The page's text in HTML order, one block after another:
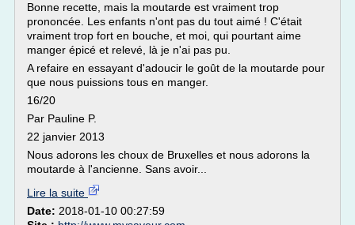
Bonne recette, mais la moutarde est vraiment trop
prononcée. Les enfants n'ont pas du tout aimé ! C'était
vraiment trop fort en bouche, et moi, qui pourtant aime
manger épicé et relevé, là je n'ai pas pu.
A refaire en essayant d'adoucir le goût de la moutarde pour
que nous puissions tous en manger.
16/20
Par Pauline P.
22 janvier 2013
Nous adorons les choux de Bruxelles et nous adorons la
moutarde à l'ancienne. Sans avoir...
Lire la suite
Date: 2018-01-10 00:27:59